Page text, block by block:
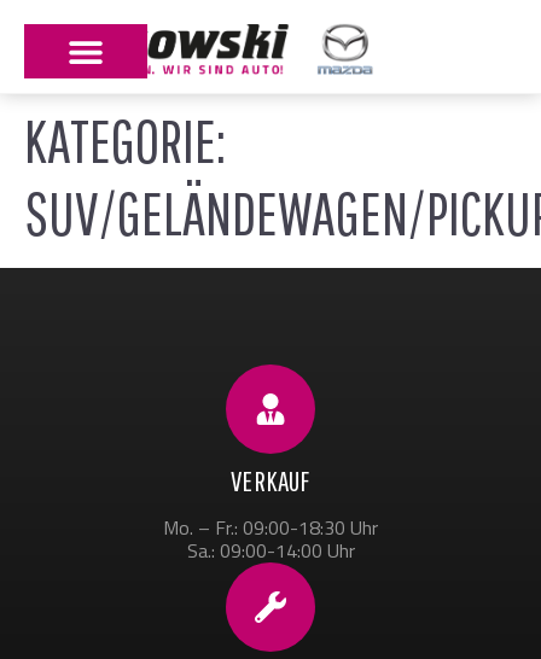
KATEGORIE:
SUV/GELÄNDEWAGEN/
VERKAUF
Mo. – Fr.: 09:00-18:30 Uhr
Sa.: 09:00-14:00 Uhr